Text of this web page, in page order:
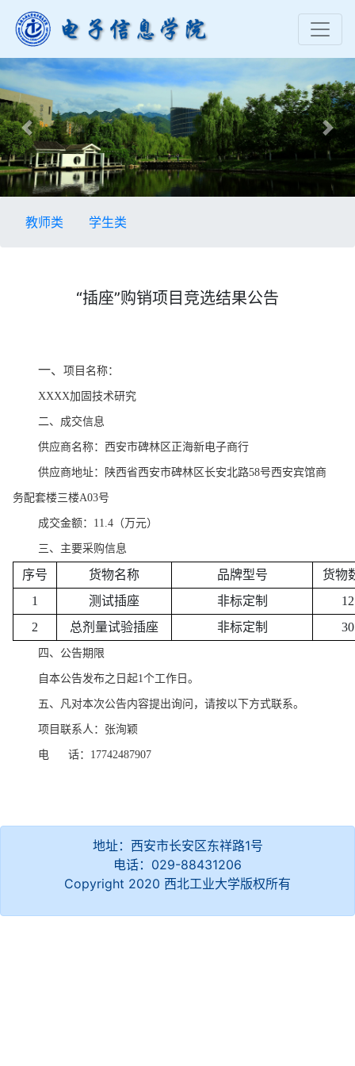
Previous Next
教师类 学生类
“插座”购销​项目竞选结果公告
一、 项目名称：
XXXX加固技术研究
二、成交信息
供应商名称： 西安市碑林区正海新电子商行
供应商地址： 陕西省西安市碑林区长安北路58号西安宾馆商
务配套楼三楼A03号
成交金额： 11.4 （万元）
三、主要采购信息
序号 货物名称 品牌型号
货物
1
测试插座 非标定制
12
2
总剂量试验插座 非标定制 30
四、公告期限
自本公告发布之日起1个工作日。
五、凡对本次公告内容提出询问，请按以下方式联系。
项目联系人： 张洵颖
电 话： 17742487907
地址：西安市长安区东祥路1号
电话：029-88431206
Copyright 2020 西北工业大学版权所有